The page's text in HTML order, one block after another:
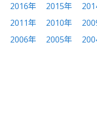
2016年
2015年
2011年
2010年
2006年
2005年